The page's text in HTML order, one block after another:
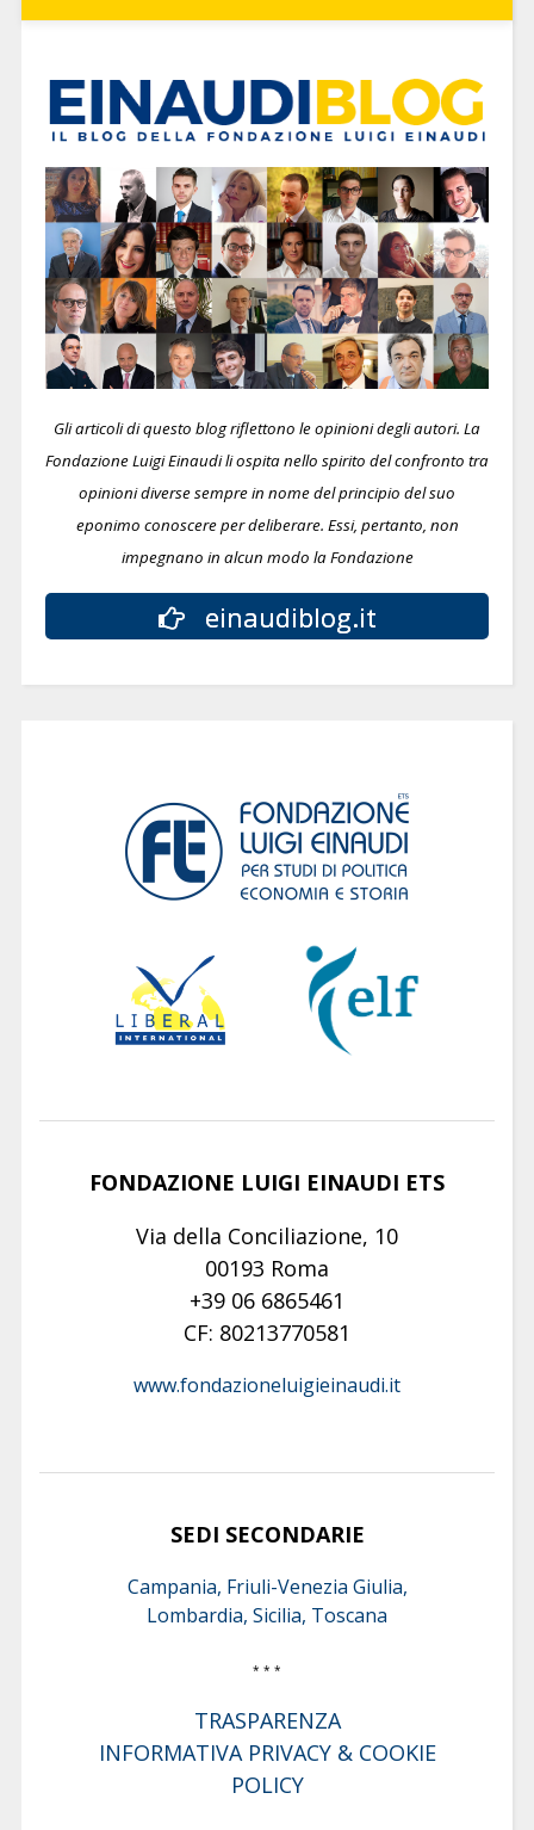
Gli articoli di questo blog riflettono le opinioni degli autori. La
Fondazione Luigi Einaudi li ospita nello spirito del confronto tra
opinioni diverse sempre in nome del principio del suo
eponimo conoscere per deliberare. Essi, pertanto, non
impegnano in alcun modo la Fondazione
einaudiblog.it
FONDAZIONE LUIGI EINAUDI ETS
Via della Conciliazione, 10
00193 Roma
+39 06 6865461
CF: 80213770581
www.fondazioneluigieinaudi.it
SEDI SECONDARIE
Campania, Friuli-Venezia Giulia,
Lombardia, Sicilia, Toscana
* * *
TRASPARENZA
INFORMATIVA PRIVACY & COOKIE
POLICY